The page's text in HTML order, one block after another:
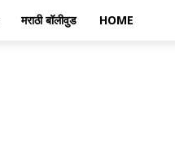
मराठी बॉलीवुड HOME